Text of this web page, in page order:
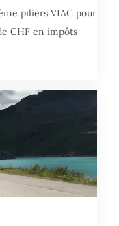
piliers VIAC pour
CHF en impôts